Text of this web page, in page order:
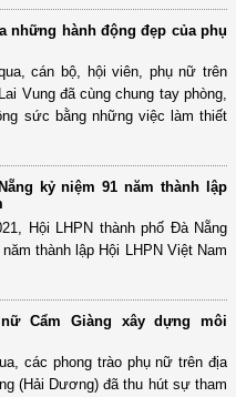
những hành động đẹp của phụ
cán bộ, hội viên, phụ nữ trên
Vung đã cùng chung tay phòng,
sức bằng những việc làm thiết
kỷ niệm 91 năm thành lập
Hội LHPN thành phố Đà Nẵng
thành lập Hội LHPN Việt Nam
Cẩm Giàng xây dựng môi
các phong trào phụ nữ trên địa
(Hải Dương) đã thu hút sự tham